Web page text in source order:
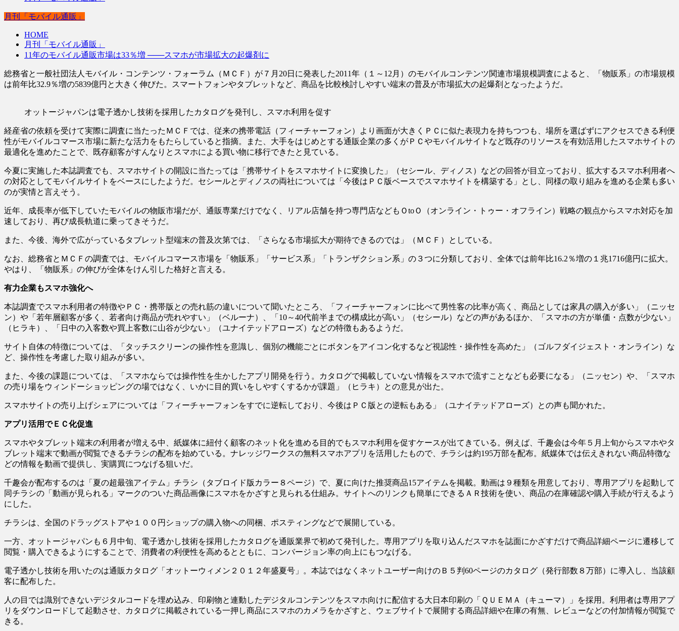
月刊「モバイル通販」
HOME
月刊「モバイル通販」
11年のモバイル通販市場は33％増 ───スマホが市場拡大の起爆剤に
総務省と一般社団法人モバイル・コンテンツ・フォーラム（ＭＣＦ）が７月20日に発表した2011年（１～12月）のモバイルコンテンツ関連市場規模調査によると、「物販系」の市場規模
は前年比32.9％増の5839億円と大きく伸びた。スマートフォンやタブレットなど、商品を比較検討しやすい端末の普及が市場拡大の起爆剤となったようだ。
オットージャパンは電子透かし技術を採用したカタログを発刊し、スマホ利用を促す
経産省の依頼を受けて実際に調査に当たったＭＣＦでは、従来の携帯電話（フィーチャーフォン）より画面が大きくＰＣに似た表現力を持ちつつも、場所を選ばずにアクセスできる利便
性がモバイルコマース市場に新たな活力をもたらしていると指摘。また、大手をはじめとする通販企業の多くがＰＣやモバイルサイトなど既存のリソースを有効活用したスマホサイトの
最適化を進めたことで、既存顧客がすんなりとスマホによる買い物に移行できたと見ている。
今夏に実施した本誌調査でも、スマホサイトの開設に当たっては「携帯サイトをスマホサイトに変換した」（セシール、ディノス）などの回答が目立っており、拡大するスマホ利用者へ
の対応としてモバイルサイトをベースにしたようだ。セシールとディノスの両社については「今後はＰＣ版ベースでスマホサイトを構築する」とし、同様の取り組みを進める企業も多い
のが実情と言えそう。
近年、成長率が低下していたモバイルの物販市場だが、通販専業だけでなく、リアル店舗を持つ専門店などもＯtoＯ（オンライン・トゥー・オフライン）戦略の観点からスマホ対応を加
速しており、再び成長軌道に乗ってきそうだ。
また、今後、海外で広がっているタブレット型端末の普及次第では、「さらなる市場拡大が期待できるのでは」（ＭＣＦ）としている。
なお、総務省とＭＣＦの調査では、モバイルコマース市場を「物販系」「サービス系」「トランザクション系」の３つに分類しており、全体では前年比16.2％増の１兆1716億円に拡大。
やはり、「物販系」の伸びが全体をけん引した格好と言える。
有力企業もスマホ強化へ
本誌調査でスマホ利用者の特徴やＰＣ・携帯版との売れ筋の違いについて聞いたところ、「フィーチャーフォンに比べて男性客の比率が高く、商品としては家具の購入が多い」（ニッセ
ン）や「若年層顧客が多く、若者向け商品が売れやすい」（ベルーナ）、「10～40代前半までの構成比が高い」（セシール）などの声があるほか、「スマホの方が単価・点数が少ない」
（ヒラキ）、「日中の入客数や買上客数に山谷が少ない」（ユナイテッドアローズ）などの特徴もあるようだ。
サイト自体の特徴については、「タッチスクリーンの操作性を意識し、個別の機能ごとにボタンをアイコン化するなど視認性・操作性を高めた」（ゴルフダイジェスト・オンライン）な
ど、操作性を考慮した取り組みが多い。
また、今後の課題については、「スマホならでは操作性を生かしたアプリ開発を行う。カタログで掲載していない情報をスマホで流すことなども必要になる」（ニッセン）や、「スマホ
の売り場をウィンドーショッピングの場ではなく、いかに目的買いをしやすくするかが課題」（ヒラキ）との意見が出た。
スマホサイトの売り上げシェアについては「フィーチャーフォンをすでに逆転しており、今後はＰＣ版との逆転もある」（ユナイテッドアローズ）との声も聞かれた。
アプリ活用でＥＣ化促進
スマホやタブレット端末の利用者が増える中、紙媒体に紐付く顧客のネット化を進める目的でもスマホ利用を促すケースが出てきている。例えば、千趣会は今年５月上旬からスマホやタ
ブレット端末で動画が閲覧できるチラシの配布を始めている。ナレッジワークスの無料スマホアプリを活用したもので、チラシは約195万部を配布。紙媒体では伝えきれない商品特徴な
どの情報を動画で提供し、実購買につなげる狙いだ。
千趣会が配布するのは「夏の超最強アイテム」チラシ（タブロイド版カラー８ページ）で、夏に向けた推奨商品15アイテムを掲載。動画は９種類を用意しており、専用アプリを起動して
同チラシの「動画が見られる」マークのついた商品画像にスマホをかざすと見られる仕組み。サイトへのリンクも簡単にできるＡＲ技術を使い、商品の在庫確認や購入手続が行えるよう
にした。
チラシは、全国のドラッグストアや１００円ショップの購入物への同梱、ポスティングなどで展開している。
一方、オットージャパンも６月中旬、電子透かし技術を採用したカタログを通販業界で初めて発刊した。専用アプリを取り込んだスマホを誌面にかざすだけで商品詳細ページに遷移して
閲覧・購入できるようにすることで、消費者の利便性を高めるとともに、コンバージョン率の向上にもつなげる。
電子透かし技術を用いたのは通販カタログ「オットーウィメン２０１２年盛夏号」。本誌ではなくネットユーザー向けのＢ５判60ページのカタログ（発行部数８万部）に導入し、当該顧
客に配布した。
人の目では識別できないデジタルコードを埋め込み、印刷物と連動したデジタルコンテンツをスマホ向けに配信する大日本印刷の「ＱＵＥＭＡ（キューマ）」を採用。利用者は専用アプ
リをダウンロードして起動させ、カタログに掲載されている一押し商品にスマホのカメラをかざすと、ウェブサイトで展開する商品詳細や在庫の有無、レビューなどの付加情報が閲覧で
きる。